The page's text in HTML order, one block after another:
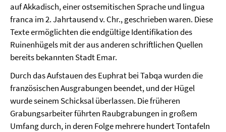
auf Akkadisch, einer ostsemitischen Sprache und lingua
franca im 2. Jahrtausend v. Chr., geschrieben waren. Diese
Texte ermöglichten die endgültige Identifikation des
Ruinenhügels mit der aus anderen schriftlichen Quellen
bereits bekannten Stadt Emar.
Durch das Aufstauen des Euphrat bei Tabqa wurden die
französischen Ausgrabungen beendet, und der Hügel
wurde seinem Schicksal überlassen. Die früheren
Grabungsarbeiter führten Raubgrabungen in großem
Umfang durch, in deren Folge mehrere hundert Tontafeln